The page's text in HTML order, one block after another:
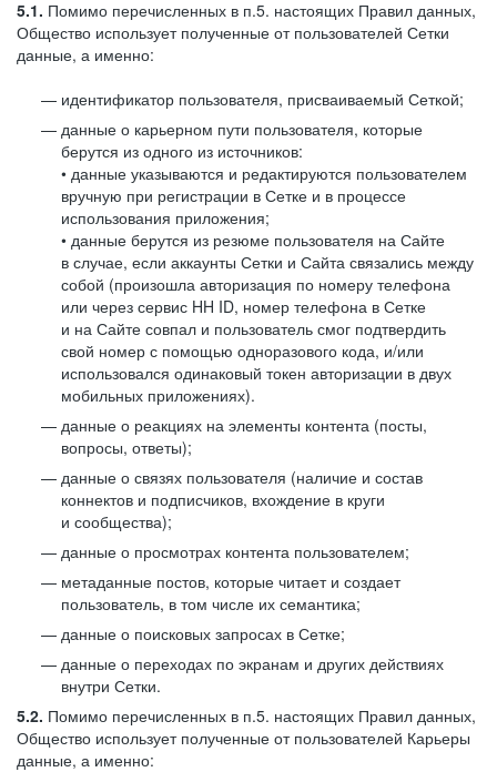
5.1. Помимо перечисленных в п.5. настоящих Правил данных,
Общество использует полученные от пользователей Сетки
данные, а именно:
идентификатор пользователя, присваиваемый Сеткой;
данные о карьерном пути пользователя, которые
берутся из одного из источников:
• данные указываются и редактируются пользователем
вручную при регистрации в Сетке и в процессе
использования приложения;
• данные берутся из резюме пользователя на Сайте
в случае, если аккаунты Сетки и Сайта связались между
собой (произошла авторизация по номеру телефона
или через сервис HH ID, номер телефона в Сетке
и на Сайте совпал и пользователь смог подтвердить
свой номер с помощью одноразового кода, и/или
использовался одинаковый токен авторизации в двух
мобильных приложениях).
данные о реакциях на элементы контента (посты,
вопросы, ответы);
данные о связях пользователя (наличие и состав
коннектов и подписчиков, вхождение в круги
и сообщества);
данные о просмотрах контента пользователем;
метаданные постов, которые читает и создает
пользователь, в том числе их семантика;
данные о поисковых запросах в Сетке;
данные о переходах по экранам и других действиях
внутри Сетки.
5.2. Помимо перечисленных в п.5. настоящих Правил данных,
Общество использует полученные от пользователей Карьеры
данные, а именно: